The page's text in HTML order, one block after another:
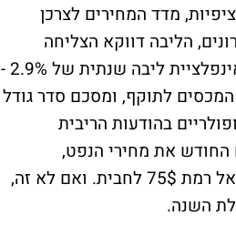
מדד המחירים לצרכן
האחרונים, הליבה דווקא הצליחה
להפתיע מעט כלפי מטה, לעבר ה-0.2%. אבל עדיין, המדד היום מסכם אינפלציית ליבה שנתית של 2.9% -
לתוקף, ומסכם סדר גודל
בהודעות הריבית
את מחירי הנפט,
שהאמירו לפחות בשלב מסוים של החודש, על רקע העימות מול איראן אל רמת 75$ לחבית. ואם לא זה,